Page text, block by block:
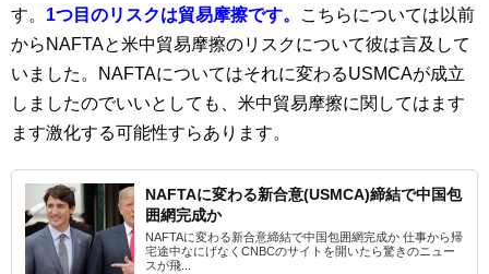
す。 1つ目のリスクは貿易摩擦です。
こちらについては以前
からNAFTAと米中貿易摩擦のリスクについて彼は言及して
いました。NAFTAについてはそれに変わるUSMCAが成立
しましたのでいいとしても、米中貿易摩擦に関してはます
ます激化する可能性すらあります。
NAFTAに変わる新合意(USMCA)締結で中国包
囲網完成か
NAFTAに変わる新合意締結で中国包囲網完成か 仕事から帰
宅途中なにげなくCNBCのサイトを開いたら驚きのニュー
スが飛...